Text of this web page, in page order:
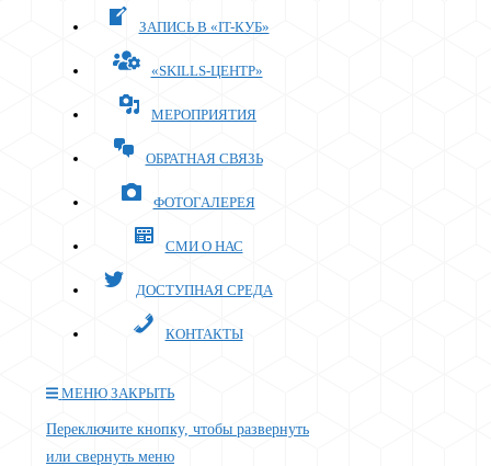
ЗАПИСЬ В «IT-КУБ»
«SKILLS-ЦЕНТР»
МЕРОПРИЯТИЯ
ОБРАТНАЯ СВЯЗЬ
ФОТОГАЛЕРЕЯ
СМИ О НАС
ДОСТУПНАЯ СРЕДА
КОНТАКТЫ
МЕНЮ ЗАКРЫТЬ
Переключите кнопку, чтобы развернуть
или свернуть меню